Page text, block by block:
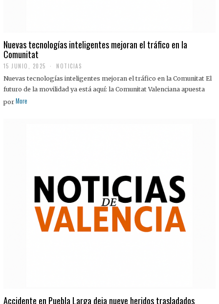
Nuevas tecnologías inteligentes mejoran el tráfico en la
Comunitat
15 JUNIO, 2025 NOTICIAS
Nuevas tecnologías inteligentes mejoran el tráfico en la Comunitat El
futuro de la movilidad ya está aquí: la Comunitat Valenciana apuesta
por More
Accidente en Puebla Larga deja nueve heridos trasladados